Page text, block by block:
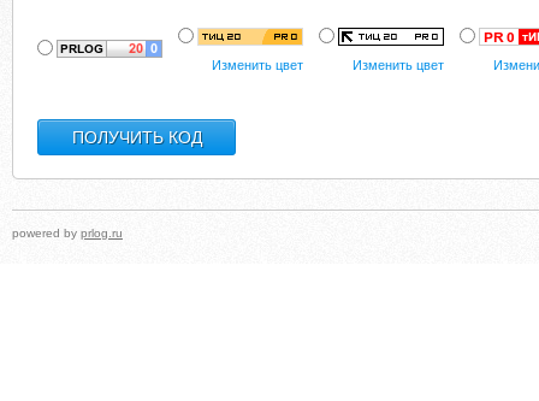
Изменить цвет Изменить цвет
powered by prlog.ru